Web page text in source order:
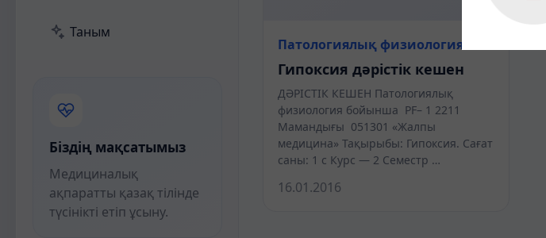
Таным
Біздің мақсатымыз
Медициналық
ақпаратты қазақ тілінде
түсінікті етіп ұсыну.
Патологиялық физиология
Гипоксия дәрістік кешен
ДӘРІСТІК КЕШЕН Патологиялық
физиология бойынша PF– 1 2211
Мамандығы 051301 «Жалпы
медицина» Тақырыбы: Гипоксия. Сағат
саны: 1 с Курс — 2 Семестр …
16.01.2016